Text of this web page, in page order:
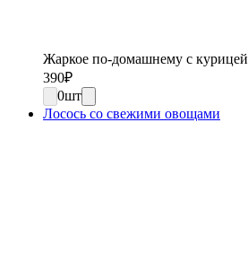
Жаркое по-домашнему с курицей
390₽
0шт
Лосось со свежими овощами